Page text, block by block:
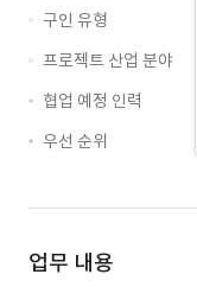
구인 유형
프로젝트 산업 분야
협업 예정 인력
우선 순위
업무 내용